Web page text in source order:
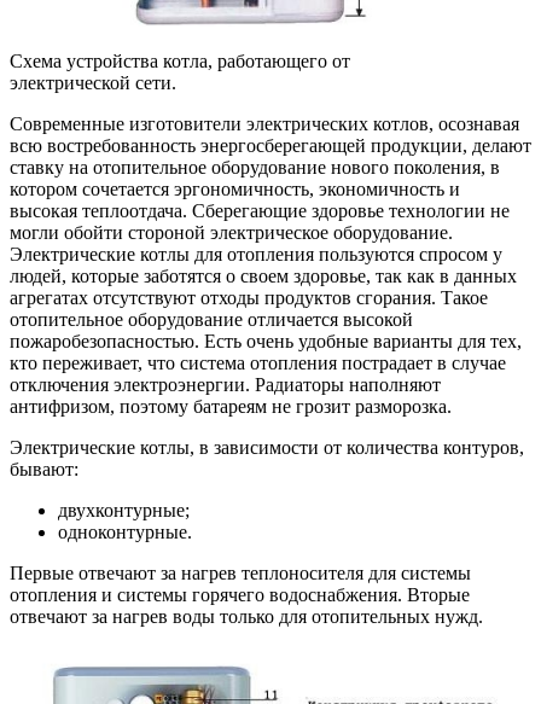
Схема устройства котла, работающего от
электрической сети.
Современные изготовители электрических котлов, осознавая
всю востребованность энергосберегающей продукции, делают
ставку на отопительное оборудование нового поколения, в
котором сочетается эргономичность, экономичность и
высокая теплоотдача. Сберегающие здоровье технологии не
могли обойти стороной электрическое оборудование.
Электрические котлы для отопления пользуются спросом у
людей, которые заботятся о своем здоровье, так как в данных
агрегатах отсутствуют отходы продуктов сгорания. Такое
отопительное оборудование отличается высокой
пожаробезопасностью. Есть очень удобные варианты для тех,
кто переживает, что система отопления пострадает в случае
отключения электроэнергии. Радиаторы наполняют
антифризом, поэтому батареям не грозит разморозка.
Электрические котлы, в зависимости от количества контуров,
бывают:
двухконтурные;
одноконтурные.
Первые отвечают за нагрев теплоносителя для системы
отопления и системы горячего водоснабжения. Вторые
отвечают за нагрев воды только для отопительных нужд.